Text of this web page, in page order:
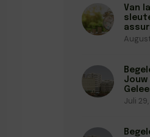
Van
Jouw
Juli